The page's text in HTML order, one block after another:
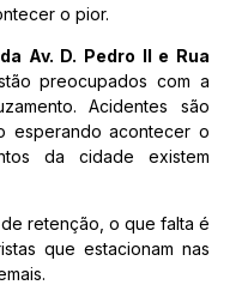
o pior.
Av. D. Pedro II e Rua
preocupados com a
Acidentes são
esperando acontecer o
da cidade existem
retenção, o que falta é
que estacionam nas